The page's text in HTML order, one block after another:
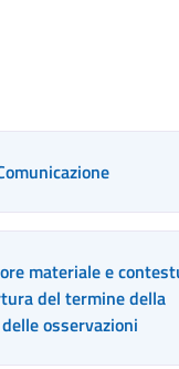
materiale e
del termine della
osservazioni